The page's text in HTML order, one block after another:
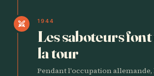
swords 1944
Les saboteurs
la tour
Pendant l'occupation